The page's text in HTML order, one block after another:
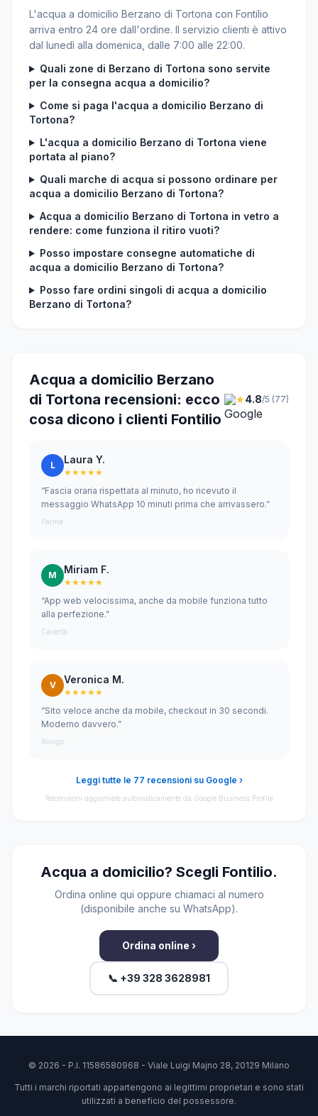
L'acqua a domicilio Berzano di Tortona con Fontilio
arriva entro 24 ore dall'ordine. Il servizio clienti è attivo
dal lunedì alla domenica, dalle 7:00 alle 22:00.
Quali zone di Berzano di Tortona sono servite
per la consegna acqua a domicilio?
Come si paga l'acqua a domicilio Berzano di
Tortona?
L'acqua a domicilio Berzano di Tortona viene
portata al piano?
Quali marche di acqua si possono ordinare per
acqua a domicilio Berzano di Tortona?
Acqua a domicilio Berzano di Tortona in vetro a
rendere: come funziona il ritiro vuoti?
Posso impostare consegne automatiche di
acqua a domicilio Berzano di Tortona?
Posso fare ordini singoli di acqua a domicilio
Berzano di Tortona?
Acqua a domicilio Berzano
di Tortona recensioni: ecco
cosa dicono i clienti Fontilio
★4.8/5 (77)
L Laura Y.
★★★★★
“Fascia oraria rispettata al minuto, ho ricevuto il
messaggio WhatsApp 10 minuti prima che arrivassero.”
Parma
M Miriam F.
★★★★★
“App web velocissima, anche da mobile funziona tutto
alla perfezione.”
Caserta
V Veronica M.
★★★★★
“Sito veloce anche da mobile, checkout in 30 secondi.
Moderno davvero.”
Rovigo
Leggi tutte le 77 recensioni su Google ›
Recensioni aggiornate automaticamente da Google Business Profile
Acqua a domicilio? Scegli Fontilio.
Ordina online qui oppure chiamaci al numero
(disponibile anche su WhatsApp).
Ordina online ›
📞 +39 328 3628981
© 2026 - P.I. 11586580968 - Viale Luigi Majno 28, 20129 Milano
Tutti i marchi riportati appartengono ai legittimi proprietari e sono stati
utilizzati a beneficio del possessore.